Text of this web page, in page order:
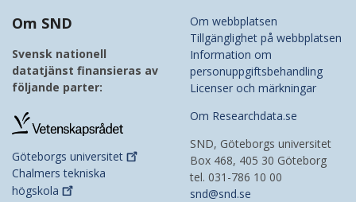
Om SND
Svensk nationell
datatjänst finansieras av
följande parter:
Göteborgs universitet
Chalmers tekniska
högskola
Om webbplatsen
Tillgänglighet på webbplatsen
Information om
personuppgiftsbehandling
Licenser och märkningar
Om Researchdata.se
SND, Göteborgs universitet
Box 468, 405 30 Göteborg
tel. 031-786 10 00
snd@snd.se